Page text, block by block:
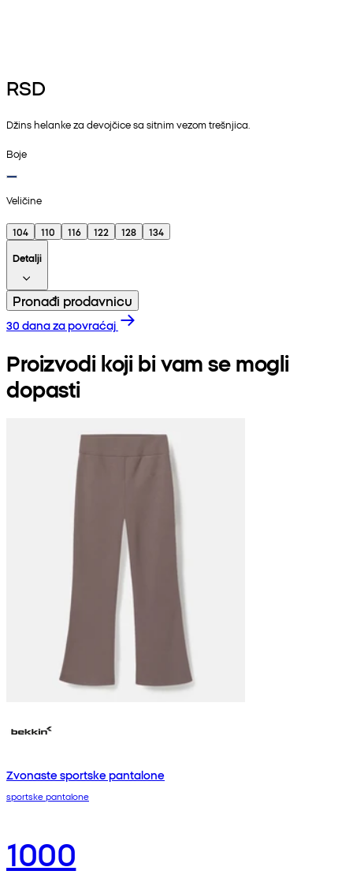
RSD
Džins helanke za devojčice sa sitnim vezom trešnjica.
Boje
Veličine
104 110 116 122 128
134
Detalji
Pronađi prodavnicu
30 dana za povraćaj
Proizvodi koji bi vam se mogli
dopasti
Zvonaste sportske pantalone
sportske pantalone
1000